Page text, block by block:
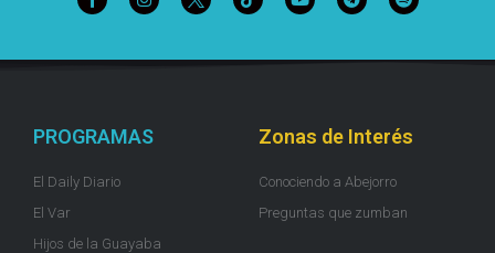
PROGRAMAS
El Daily Diario
El Var
Hijos de la Guayaba
Zonas de Interés
Conociendo a Abejorro
Preguntas que zumban